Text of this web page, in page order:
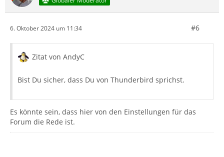
6. Oktober 2024 um 11:34 #6
Zitat von AndyC
Bist Du sicher, dass Du von Thunderbird sprichst.
Es könnte sein, dass hier von den Einstellungen für das
Forum die Rede ist.